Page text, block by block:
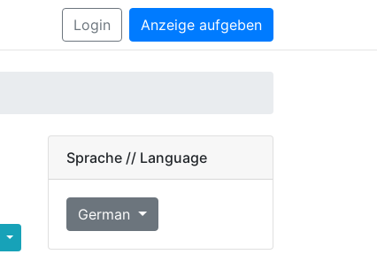
Login Anzeige aufgeben
Sprache // Language
German